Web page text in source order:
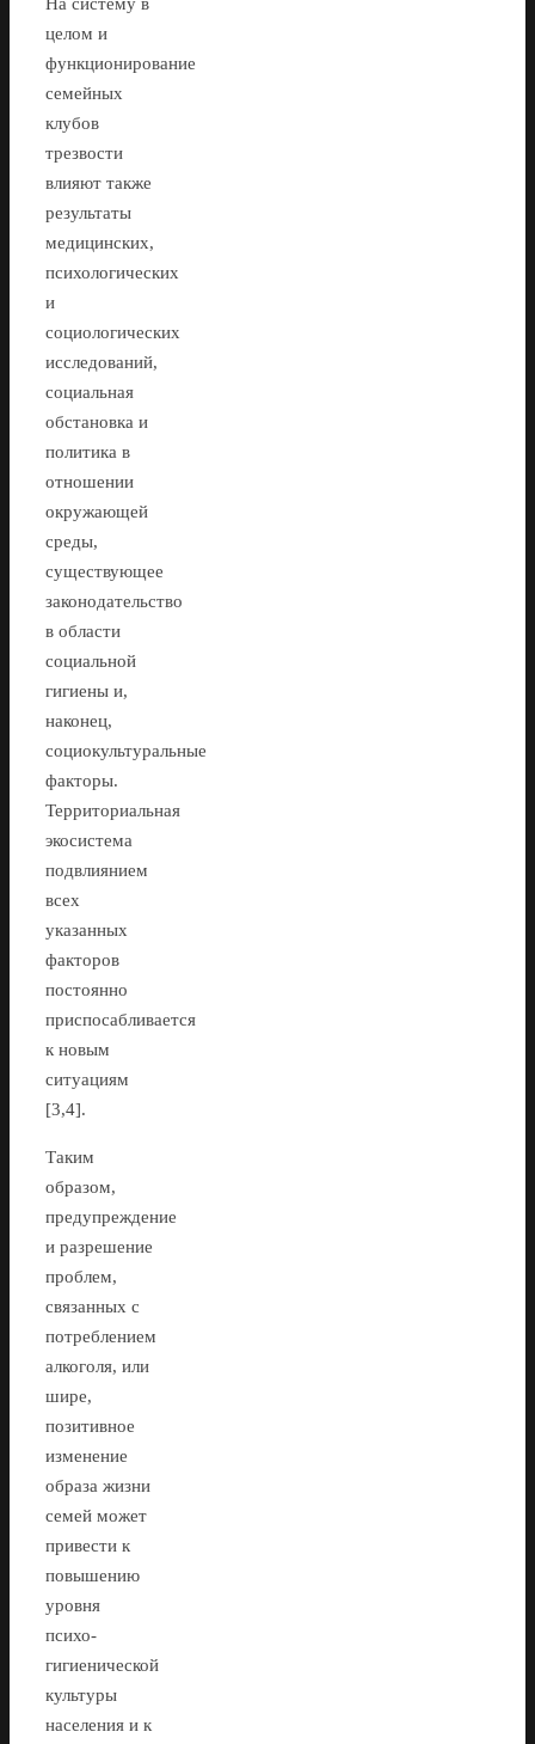
На систему в
целом и
функционирование
семейных
клубов
трезвости
влияют также
результаты
медицинских,
психологических
и
социологических
исследований,
социальная
обстановка и
политика в
отношении
окружающей
среды,
существующее
законодательство
в области
социальной
гигиены и,
наконец,
социокультуральные
факторы.
Территориальная
экосистема
подвлиянием
всех
указанных
факторов
постоянно
приспосабливается
к новым
ситуациям
[3,4].
Таким
образом,
предупреждение
и разрешение
проблем,
связанных с
потреблением
алкоголя, или
шире,
позитивное
изменение
образа жизни
семей может
привести к
повышению
уровня
психо-
гигиенической
культуры
населения и к